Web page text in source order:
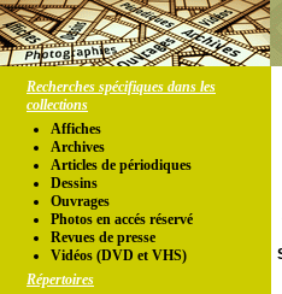
Recherches spécifiques dans les
collections
Affiches
Archives
Articles de périodiques
Dessins
Ouvrages
Photos en accés réservé
Revues de presse
Vidéos (DVD et VHS)
Répertoires